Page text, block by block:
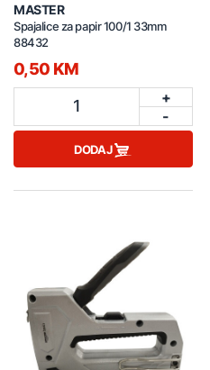
MASTER
Spajalice za papir 100/1 33mm
88432
0,50 KM
1
+
-
DODAJ